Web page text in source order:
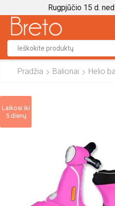
Rugpjūčio 15 d.
Pradžia Balionai Helio
Laikosi iki
5 dienų